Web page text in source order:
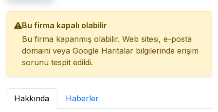
Bu firma kapalı olabilir
Bu firma kapanmış olabilir. Web sitesi, e-posta
domaini veya Google Haritalar bilgilerinde erişim
sorunu tespit edildi.
Hakkında Haberler